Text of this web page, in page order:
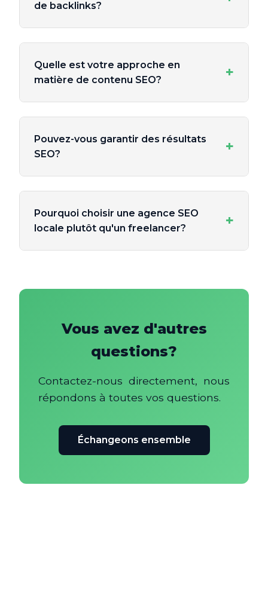
de backlinks?
Quelle est votre approche en
matière de contenu SEO?
+
Pouvez-vous garantir des résultats
SEO?
+
Pourquoi choisir une agence SEO
locale plutôt qu'un freelancer?
+
Vous avez d'autres
questions?
Contactez-nous directement, nous
répondons à toutes vos questions.
Échangeons ensemble